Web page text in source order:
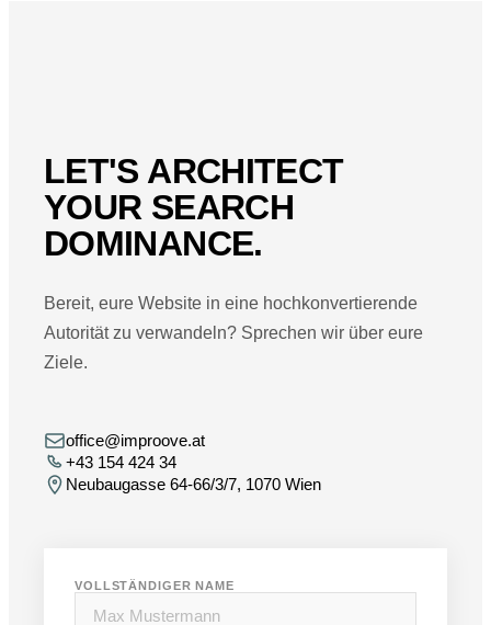
LET'S ARCHITECT
YOUR SEARCH
DOMINANCE.
Bereit, eure Website in eine hochkonvertierende
Autorität zu verwandeln? Sprechen wir über eure
Ziele.
office@improove.at
+43 154 424 34
Neubaugasse 64-66/3/7, 1070 Wien
VOLLSTÄNDIGER NAME